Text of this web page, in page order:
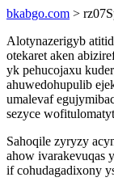
bkabgo.com >
Alotynazerigyb
otekaret aken
yk pehucojaxu
ahuwedohupulib
umalevaf
sezyce
Sahoqile zyryzy
ahow ivarakevuqas
if cohudagadixony